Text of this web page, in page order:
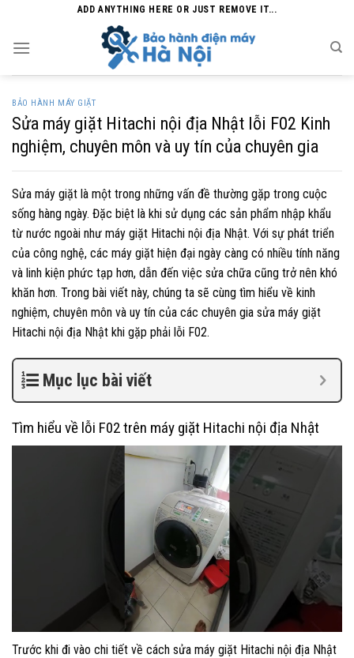
content
ADD ANYTHING HERE OR JUST REMOVE IT...
BẢO HÀNH MÁY GIẶT
Sửa máy giặt Hitachi nội địa Nhật lỗi F02 Kinh
nghiệm, chuyên môn và uy tín của chuyên gia
Sửa máy giặt là một trong những vấn đề thường gặp trong cuộc
sống hàng ngày. Đặc biệt là khi sử dụng các sản phẩm nhập khẩu
từ nước ngoài như máy giặt Hitachi nội địa Nhật. Với sự phát triển
của công nghệ, các máy giặt hiện đại ngày càng có nhiều tính năng
và linh kiện phức tạp hơn, dẫn đến việc sửa chữa cũng trở nên khó
khăn hơn. Trong bài viết này, chúng ta sẽ cùng tìm hiểu về kinh
nghiệm, chuyên môn và uy tín của các chuyên gia sửa máy giặt
Hitachi nội địa Nhật khi gặp phải lỗi F02.
Mục lục bài viết
Tìm hiểu về lỗi F02 trên máy giặt Hitachi nội địa Nhật
Trước khi đi vào chi tiết về cách sửa máy giặt Hitachi nội địa Nhật